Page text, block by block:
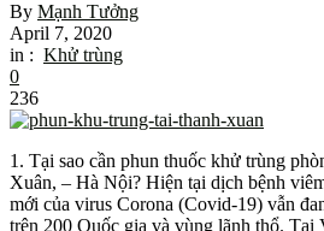
By Mạnh Tưởng
April 7, 2020
in : Khử trùng
0
236
1. Tại sao cần phun thuốc khử trùng
Xuân, – Hà Nội? Hiện tại dịch bệnh
mới của virus Corona (Covid-19) vẫn
trên 200 Quốc gia và vùng lãnh thổ. Tại